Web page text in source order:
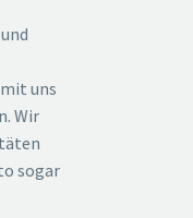
uns
Wir
sogar